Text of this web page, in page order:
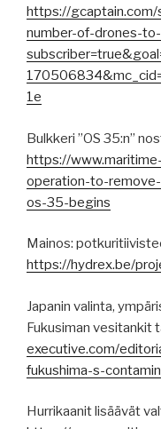
https://
number-of-drones-
1e
Bulkkeri ”OS 35:n”
https://
operation-to-
os-35-begins
Mainos:
https://hydrex.be/
Japanin valinta,
Fukusiman vesitankit
executive.com/
fukushima-s-
Hurrikaanit lisäävät